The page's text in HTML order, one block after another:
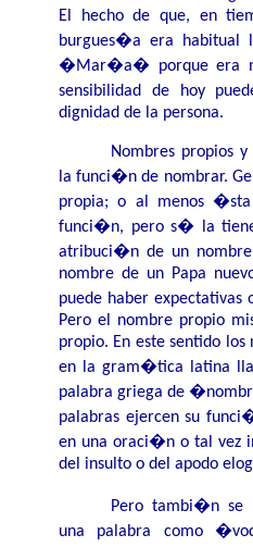
El hecho de que, en
burgues�a era habitual
�Mar�a� porque era
sensibilidad de hoy
dignidad de la persona.
Nombres propios
la funci�n de nombrar.
propia; o al menos
funci�n, pero s� la
atribuci�n de un
nombre de un Papa
puede haber
Pero el nombre propio
propio. En este sentido los
en la gram�tica latina
palabra griega de
palabras ejercen su
en una oraci�n o tal vez
del insulto o del apodo
Pero tambi�n se
una palabra como